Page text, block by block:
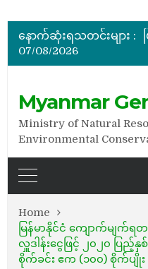
နောက်ဆုံးရသတင်းများ :
07/08/2026
Myanmar
Ministry of Natural
Environmental
Home
မြန်မာနိုင်ငံ ကျောက်မျက်ရ
လှူဒါန်းငွေဖြင့် ၂၀၂၀ ပြည့်
စိုက်ခင်း ဧက (၁၀၀) စိုက်ပျိုး